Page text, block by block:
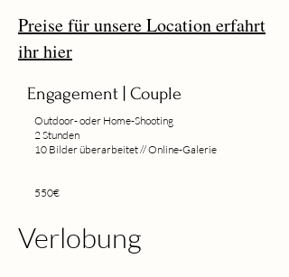
Preise für unsere Location erfahrt
ihr hier
Engagement | Couple
Outdoor- oder Home-Shooting
2 Stunden
10 Bilder überarbeitet // Online-Galerie
550€
Verlobung